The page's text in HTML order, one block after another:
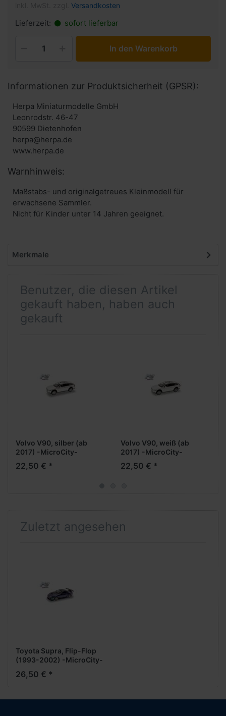
Versandkosten
Lieferzeit: sofort lieferbar
In den Warenkorb
Informationen zur Produktsicherheit (GPSR):
Herpa Miniaturmodelle GmbH
Leonrodstr. 46-47
90599 Dietenhofen
herpa@herpa.de
www.herpa.de
Warnhinweis:
Maßstabs- und originalgetreues Kleinmodell für
erwachsene Sammler.
Nicht für Kinder unter 14 Jahren geeignet.
Merkmale
Benutzer, die diesen Artikel
gekauft haben, haben auch
gekauft
Volvo V90, silber (ab
2017) -MicroCity-
22,50 € *
Volvo V90, weiß (ab
2017) -MicroCity-
22,50 € *
Zuletzt angesehen
Toyota Supra, Flip-Flop
(1993-2002) -MicroCity-
26,50 € *